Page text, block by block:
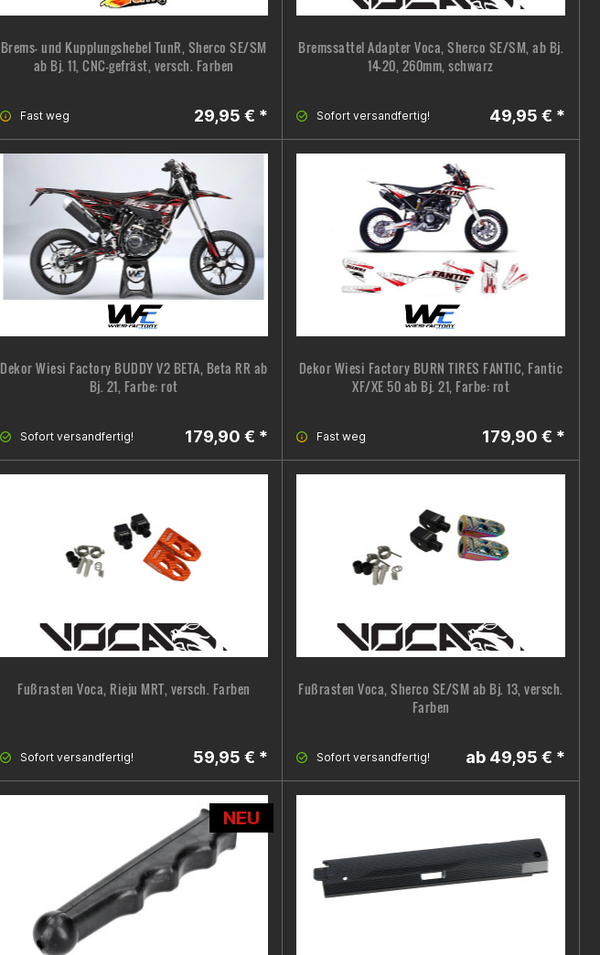
Brems- und Kupplungshebel TunR, Sherco SE/SM
ab Bj. 11, CNC-gefräst, versch. Farben
Fast weg 29,95 € *
Bremssattel Adapter Voca, Sherco SE/SM, ab Bj.
14-20, 260mm, schwarz
Sofort versandfertig! 49,95 € *
Dekor Wiesi Factory BUDDY V2 BETA, Beta RR ab
Bj. 21, Farbe: rot
Sofort versandfertig! 179,90 € *
Dekor Wiesi Factory BURN TIRES FANTIC, Fantic
XF/XE 50 ab Bj. 21, Farbe: rot
Fast weg 179,90 € *
Fußrasten Voca, Rieju MRT, versch. Farben
Sofort versandfertig! 59,95 € *
Fußrasten Voca, Sherco SE/SM ab Bj. 13, versch.
Farben
Sofort versandfertig! ab 49,95 € *
NEU